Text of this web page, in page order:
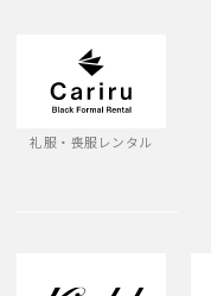
礼服・喪服レンタル